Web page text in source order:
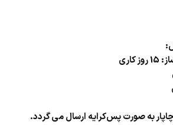
به صورت پس‌کرایه ارسال می گردد.